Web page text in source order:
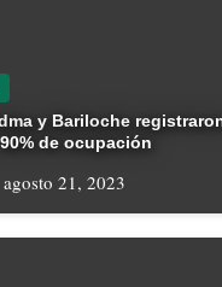
y Bariloche
de ocupación
agosto 21, 2023